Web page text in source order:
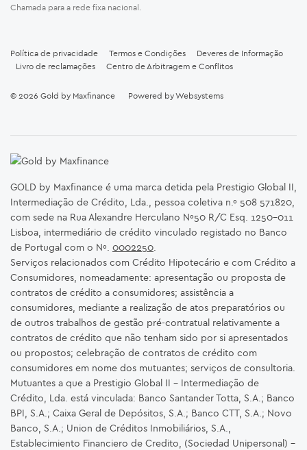
Chamada para a rede fixa nacional.
Política de privacidade Termos e Condições
Deveres de Informação
Livro de reclamações
Centro de Arbitragem e Conflitos
© 2026 Gold by Maxfinance Powered byWebsystems
GOLD by Maxfinance é uma marca detida pela Prestigio Global II,
Intermediação de Crédito, Lda., pessoa coletiva n.º 508 571820,
com sede na Rua Alexandre Herculano Nº50 R/C Esq. 1250-011
Lisboa, intermediário de crédito vinculado registado no Banco
de Portugal com o Nº. 0002250.
Serviços relacionados com Crédito Hipotecário e com Crédito a
Consumidores, nomeadamente: apresentação ou proposta de
contratos de crédito a consumidores; assistência a
consumidores, mediante a realização de atos preparatórios ou
de outros trabalhos de gestão pré-contratual relativamente a
contratos de crédito que não tenham sido por si apresentados
ou propostos; celebração de contratos de crédito com
consumidores em nome dos mutuantes; serviços de consultoria.
Mutuantes a que a Prestigio Global II – Intermediação de
Crédito, Lda. está vinculada: Banco Santander Totta, S.A.; Banco
BPI, S.A.; Caixa Geral de Depósitos, S.A.; Banco CTT, S.A.; Novo
Banco, S.A.; Union de Créditos Inmobiliários, S.A.,
Establecimiento Financiero de Credito, (Sociedad Unipersonal) -